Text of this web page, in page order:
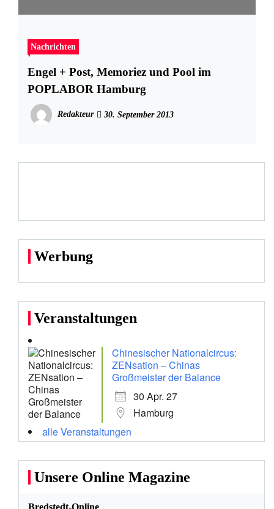
Nachrichten
Engel + Post, Memoriez und Pool im
POPLABOR Hamburg
Redakteur 30. September 2013
Werbung
Veranstaltungen
Chinesischer Nationalcircus:
ZENsation – Chinas
Großmeister der Balance
30 Apr. 27
Hamburg
alle Veranstaltungen
Unsere Online Magazine